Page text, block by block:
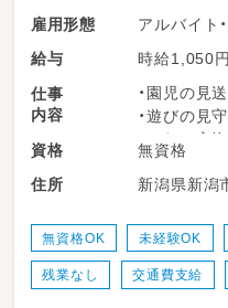
雇用形態
アルバイト
給与
時給1,050
仕事
内容
・園児の見
・遊びの見
・おむつ交
・園内の清
資格
無資格
住所
新潟県新潟
無資格OK 未経験OK
残業なし 交通費支給